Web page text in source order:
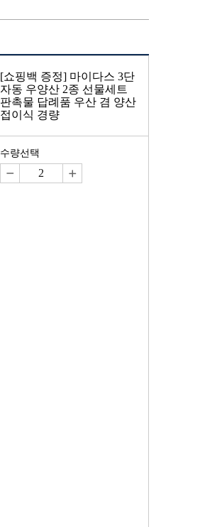
[쇼핑백 증정] 마이다스 3단
자동 우양산 2종 선물세트
판촉물 답례품 우산 겸 양산
접이식 경량
수량선택